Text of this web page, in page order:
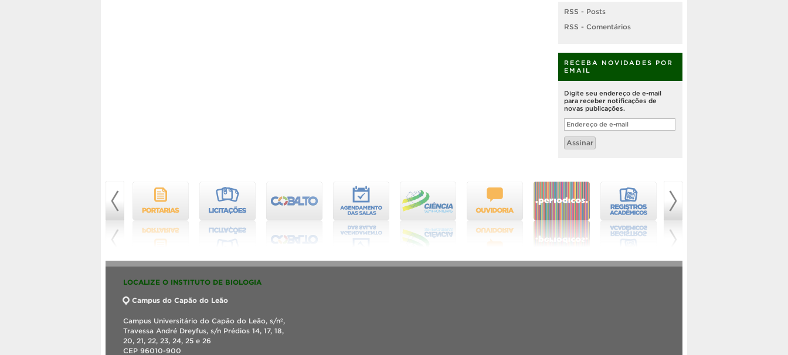
RSS - Posts
RSS - Comentários
RECEBA NOVIDADES POR
EMAIL
Digite seu endereço de e-mail
para receber notificações de
novas publicações.
Endereço
de
e-
mail
Assinar
LOCALIZE O INSTITUTO DE BIOLOGIA
Campus do Capão do Leão
Campus Universitário do Capão do Leão, s/nº,
Travessa André Dreyfus, s/n Prédios 14, 17, 18,
20, 21, 22, 23, 24, 25 e 26
CEP 96010-900